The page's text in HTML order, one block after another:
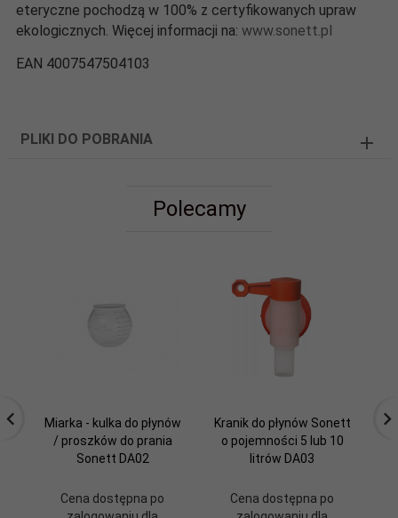
eteryczne pochodzą w 100% z certyfikowanych upraw
ekologicznych. Więcej informacji na: www.sonett.pl
EAN 4007547504103
PLIKI DO POBRANIA
Polecamy
Miarka - kulka do płynów
/ proszków do prania
Sonett DA02
Cena dostępna po
Kranik do płynów Sonett
o pojemności 5 lub 10
litrów DA03
Cena dostępna po